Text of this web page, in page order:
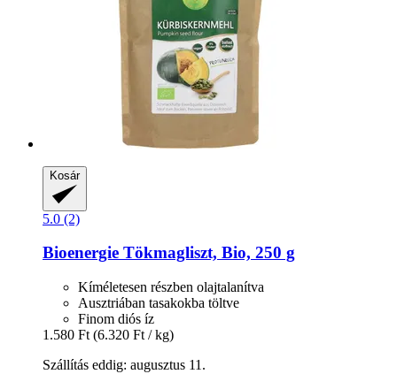
Kosár
5.0 (2)
Bioenergie Tökmagliszt, Bio, 250 g
Kíméletesen részben olajtalanítva
Ausztriában tasakokba töltve
Finom diós íz
1.580 Ft (6.320 Ft / kg)
Szállítás eddig: augusztus 11.